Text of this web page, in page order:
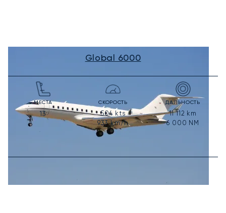
Global 6000
МЕСТА
13
СКОРОСТЬ
504 kts
933km/h
ДАЛЬНОСТЬ
11 112 km
6 000 NM